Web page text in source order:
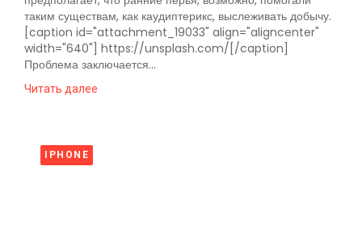
таким существам, как каудиптерикс, выслеживать добычу.
[caption id="attachment_19033" align="aligncenter"
width="640"] https://unsplash.com/[/caption]
Проблема заключается...
Читать далее
IPHONE